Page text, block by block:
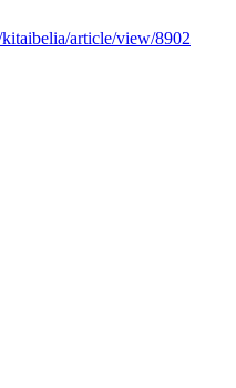
article/view/8902